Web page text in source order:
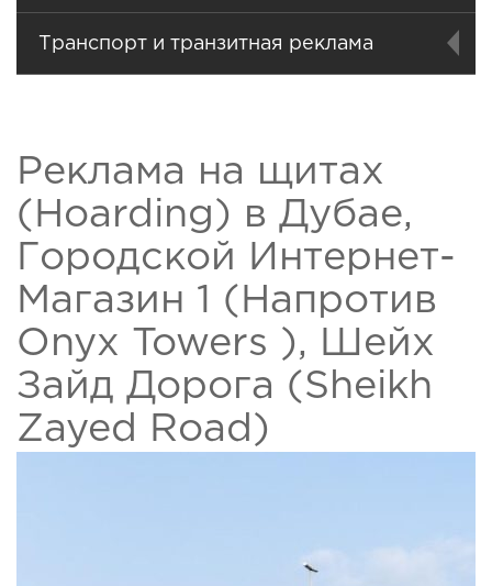
Транспорт и транзитная реклама
Реклама на щитах
(Hoarding) в Дубае,
Городской Интернет-
Магазин 1 (Напротив
Onyx Towers ), Шейх
Зайд Дорога (Sheikh
Zayed Road)